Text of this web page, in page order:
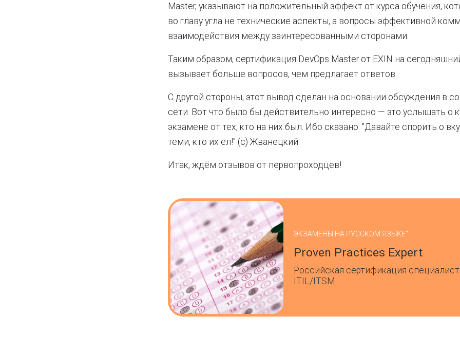
Master, указывают на положительный эффект от курса обучения,
во главу угла не технические аспекты, а вопросы эффективной
взаимодействия между заинтересованными сторонами.
Таким образом, сертификация DevOps Master от EXIN на
вызывает больше вопросов, чем предлагает ответов.
С другой стороны, этот вывод сделан на основании обсуждения в
сети. Вот что было бы действительно интересно — это услышать о
экзамене от тех, кто на них был. Ибо сказано: "Давайте спорить о
теми, кто их ел!" (c) Жванецкий.
Итак, ждём отзывов от первопроходцев!
ЭКЗАМЕНЫ НА РУССКОМ ЯЗЫКЕ"
Proven Practices Expert
Российская сертификация
ITIL/ITSM